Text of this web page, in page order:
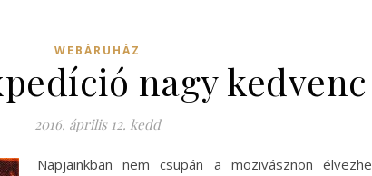
WEBÁRUHÁZ
nagy kedvenc
2016. április 12. kedd
Napjainkban nem csupán a mozivásznon